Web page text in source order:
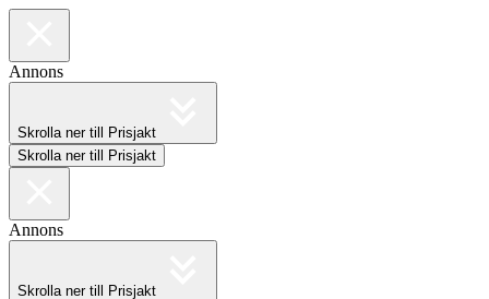
Annons
Skrolla ner till Prisjakt
Skrolla ner till Prisjakt
Annons
Skrolla ner till Prisjakt